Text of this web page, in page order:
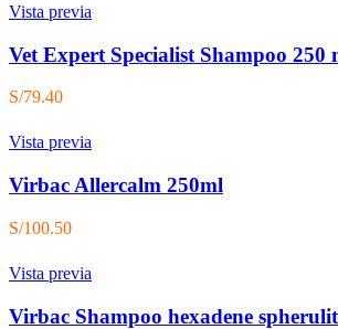
Vista previa
Vet Expert Specialist Shampoo 250
S/79.40
Vista previa
Virbac Allercalm 250ml
S/100.50
Vista previa
Virbac Shampoo hexadene